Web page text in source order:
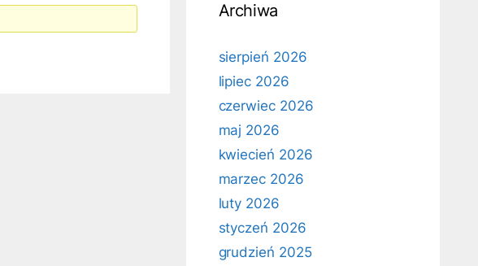
Archiwa
sierpień 2026
lipiec 2026
czerwiec 2026
maj 2026
kwiecień 2026
marzec 2026
luty 2026
styczeń 2026
grudzień 2025